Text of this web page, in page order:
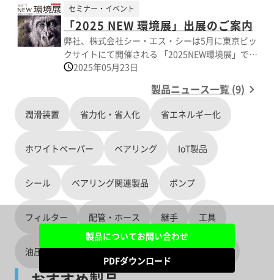
待券を配布中です。 【出展製品】 ■パルサールブ
自動給油器 (パルサールブリンク、パルサールブ
PLC-OL型、パルサールブPLC型など) ■オメガエ
ア （エアフィルタ、フィルター互換エレメント）
■サンドパイパー （エア駆動ダブルダイヤフラム
ポンプ） 【アクセス】 インテックス大阪 【出展ブ
ース】 5号館 35-60(VIP招待券配布中) VIP招待券を
ご希望の方はご興味のある製品カタログをダウン
ロードの上、 「VIP招待券希望」とご記載くださ
い。
ブ自動給油器 ■ SKF 食品用ベアリングユニッ
ト ブルーレンジ ■ SKF ソリッドオイル軸受
け ■ SKF ベクトルブ 【開催概要】 主催： 一
般社団法人 日本食品機械工業会 会期： 2025年6
月10日(火) ～ 13日(金) 4日間 ブース位置： 東京
式WEBサイトより来場事前登録を行い、 「クイッ
クパス」
（https://www.foomajapan.jp/visitors/quickpas
s.php）を 入手してください。（登録無料）
【FOOMA JAPAN 2025 公式ホームページ】
https://www.foomajapan.jp/
「2025 NEW 環境展」出展のご案内
セミナー・イベント
弊社、株式会社シー・エス・シーは5月に東京ビッ
クサイトにて開催される 「2025NEW環境展」で
す。 【開催概要】 名称：2025NEW環境展／2025
月30日（金） 開催時間：午前10時～午後5時 ※30
日は午後4時まで 会場：東京ビッグサイト 東展示
棟 所在地：東京都江東区有明三丁目10番1号 当社
ブース：H402（東4ホール） 共同出店： 英和株
式会社、株式会社ベックワークス 公式サイト：
https://www.n-expo.jp/
2025年05月23日
製品ニュース一覧 (9)
潤滑装置 省力化・省人化 省エネルギー化
ホワイトペーパー ベアリング IoT製品
シール ベアリング関連製品 ポンプ
フィルター 配管・ホース 継手 工具
油圧、圧縮空気製品 機械・機器関係 その他
製品についてお問い合わせ
PDFダウンロード